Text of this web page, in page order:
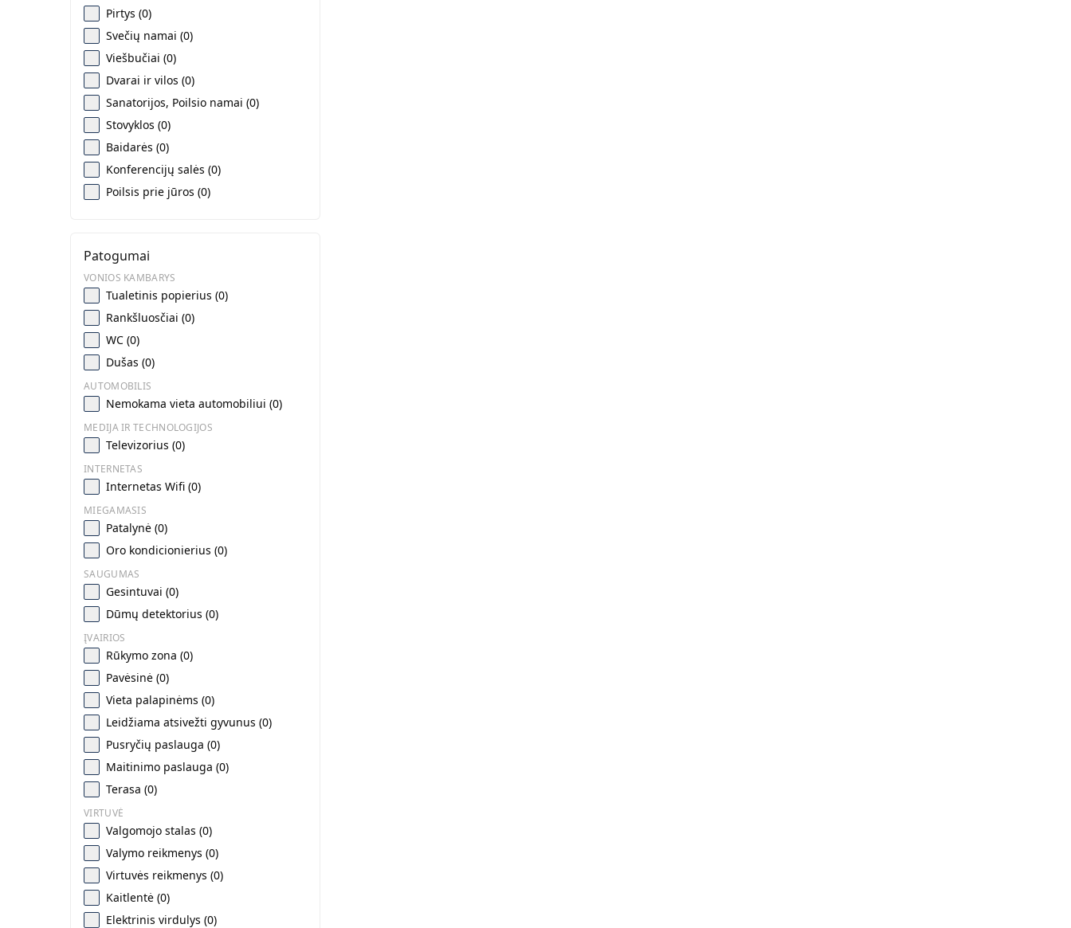
Pirtys (0)
Svečių namai (0)
Viešbučiai (0)
Dvarai ir vilos (0)
Sanatorijos, Poilsio namai (0)
Stovyklos (0)
Baidarės (0)
Konferencijų salės (0)
Poilsis prie jūros (0)
Patogumai
VONIOS KAMBARYS
Tualetinis popierius (0)
Rankšluosčiai (0)
WC (0)
Dušas (0)
AUTOMOBILIS
Nemokama vieta automobiliui (0)
MEDIJA IR TECHNOLOGIJOS
Televizorius (0)
INTERNETAS
Internetas Wifi (0)
MIEGAMASIS
Patalynė (0)
Oro kondicionierius (0)
SAUGUMAS
Gesintuvai (0)
Dūmų detektorius (0)
ĮVAIRIOS
Rūkymo zona (0)
Pavėsinė (0)
Vieta palapinėms (0)
Leidžiama atsivežti gyvunus (0)
Pusryčių paslauga (0)
Maitinimo paslauga (0)
Terasa (0)
VIRTUVĖ
Valgomojo stalas (0)
Valymo reikmenys (0)
Virtuvės reikmenys (0)
Kaitlentė (0)
Elektrinis virdulys (0)